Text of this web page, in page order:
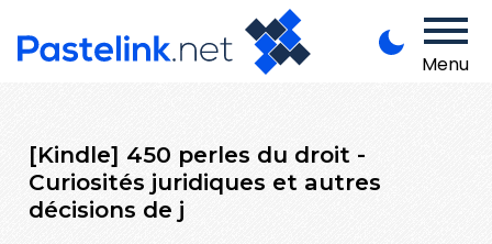
Menu
[Kindle] 450 perles du droit -
Curiosités juridiques et autres
décisions de j